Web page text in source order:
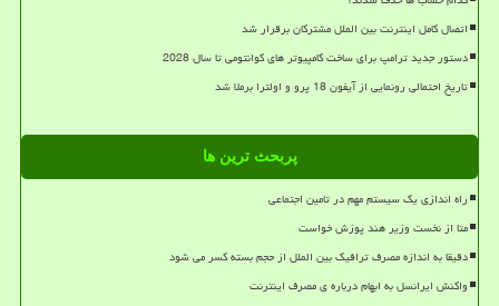
اتصال کامل اینترنت بین الملل مشترکان برقرار شد
دستور جدید ترامپ برای ساخت کامپیوتر های کوانتومی تا سال 2028
تاریخ احتمالی رونمایی از آیفون 18 پرو و اولترا برملا شد
پربحث ترین ها
راه اندازی یک سیستم مهم در تامین اجتماعی
متا از نخست وزیر هند پوزش خواست
دقیقا به اندازه مصرف ترافیک بین الملل از حجم بسته کسر می شود
واکنش ایرانسل به ابهام درباره ی مصرف اینترنت